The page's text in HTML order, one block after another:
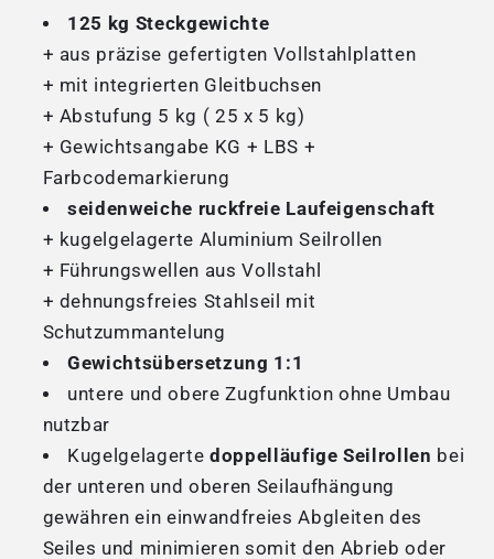
125 kg Steckgewichte
+ aus präzise gefertigten Vollstahlplatten
+ mit integrierten Gleitbuchsen
+ Abstufung 5 kg ( 25 x 5 kg)
+ Gewichtsangabe KG + LBS +
Farbcodemarkierung
seidenweiche ruckfreie Laufeigenschaft
+ kugelgelagerte Aluminium Seilrollen
+ Führungswellen aus Vollstahl
+ dehnungsfreies Stahlseil mit
Schutzummantelung
Gewichtsübersetzung 1:1
untere und obere Zugfunktion ohne Umbau
nutzbar
Kugelgelagerte doppelläufige Seilrollen bei
der unteren und oberen Seilaufhängung
gewähren ein einwandfreies Abgleiten des
Seiles und minimieren somit den Abrieb oder